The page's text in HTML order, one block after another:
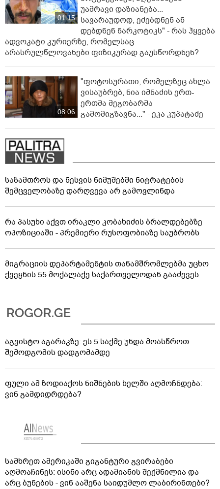
01:15
უამრავი დაზიანება...
სავარაუდოდ, ეძებდნენ ან
დებდნენ ნარკოტიკს" - რას ჰყვება
ადვოკატი კურიერზე, რომელსაც
არასრულწლოვანები ფიზიკურად გაუსწორდნენ?
08:06
"ფოტოსურათი, რომელზეც ახლა
ვისაუბრებ, ნია იმნაძის ერთ-
ერთმა მეგობარმა
გამომიგზავნა..." - ეკა კუპატაძე
საზამთროს და ნესვის ნიმუშებში ნიტრატების
შემცველობაზე დარღვევა არ გამოვლინდა
რა პასუხი აქვთ ირაკლი კობახიძის ბრალდებებზე
ოპოზიციაში - პრემიერი რუსოფობიაზე საუბრობს
მიგრაციის დეპარტამენტის თანამშრომლებმა უცხო
ქვეყნის 55 მოქალაქე საქართველოდან გააძევეს
აგვისტო აგარაკზე: ეს 5 საქმე უნდა მოასწროთ
შემოდგომის დადგომამდე
ფული ამ ზოდიაქოს ნიშნების ხელში აღმოჩნდება:
ვინ გამდიდრდება?
სამხრეთ ამერიკაში გიგანტური გვირაბები
აღმოაჩინეს: ისინი არც ადამიანის შექმნილია და
არც ბუნების - ვინ ააშენა საიდუმლო ლაბირინთები?